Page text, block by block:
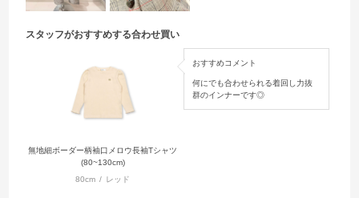
スタッフがおすすめする合わせ買い
無地細ボーダー柄袖口メロウ長袖Tシャツ
(80~130cm)
80cm
レッド
おすすめコメント
何にでも合わせられる着回し力抜
群のインナーです◎